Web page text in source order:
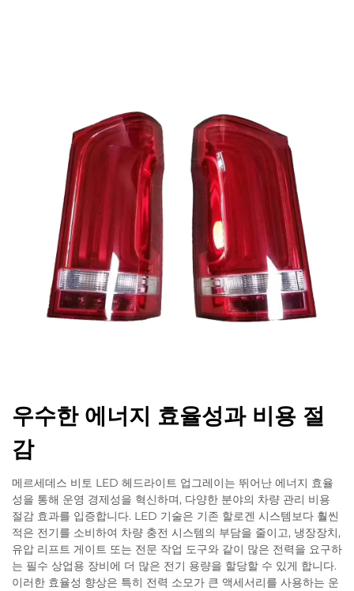
우수한 에너지 효율성과 비용 절
감
메르세데스 비토 LED 헤드라이트 업그레이는 뛰어난 에너지 효율
성을 통해 운영 경제성을 혁신하며, 다양한 분야의 차량 관리 비용
절감 효과를 입증합니다. LED 기술은 기존 할로겐 시스템보다 훨씬
적은 전기를 소비하여 차량 충전 시스템의 부담을 줄이고, 냉장장치,
유압 리프트 게이트 또는 전문 작업 도구와 같이 많은 전력을 요구하
는 필수 상업용 장비에 더 많은 전기 용량을 할당할 수 있게 합니다.
이러한 효율성 향상은 특히 전력 소모가 큰 액세서리를 사용하는 운